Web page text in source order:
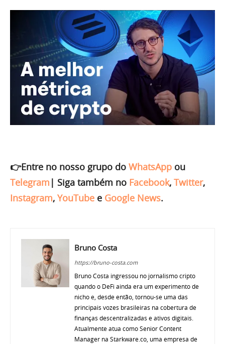
👉Entre no nosso grupo do WhatsApp ou
Telegram | Siga também no Facebook, Twitter,
Instagram, YouTube e Google News.
Bruno Costa
https://bruno-costa.com
Bruno Costa ingressou no jornalismo cripto
quando o DeFi ainda era um experimento de
nicho e, desde então, tornou-se uma das
principais vozes brasileiras na cobertura de
finanças descentralizadas e ativos digitais.
Atualmente atua como Senior Content
Manager na Starkware.co, uma empresa de